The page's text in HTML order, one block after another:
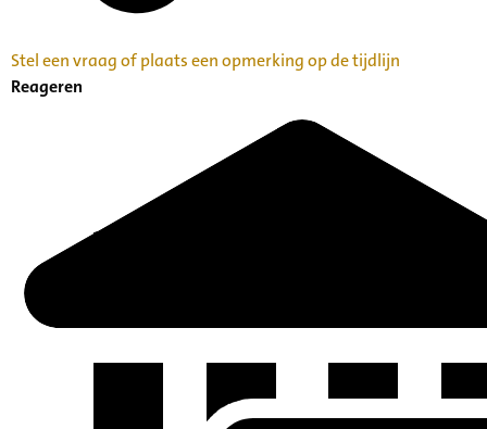
Stel een vraag of plaats een opmerking op de tijdlijn
Reageren